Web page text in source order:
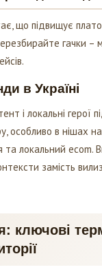
що підвищує
гачки –
в Україні
і локальні герої
особливо в нішах
та локальний ecom.
замість
ключові